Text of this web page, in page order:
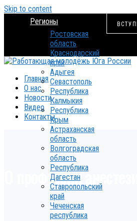
Skip to content
Регионы
Ростовская
область
Краснодарский
край
Адыгея
Севастополь
Республика
Калмыкия
Республика
Крым
Астраханская
область
Волгоградская
область
Республика
Дагестан
Ставропольский
край
Чеченская
республика
Главная
О нас
Новости
Видео
Контакты
О профессии